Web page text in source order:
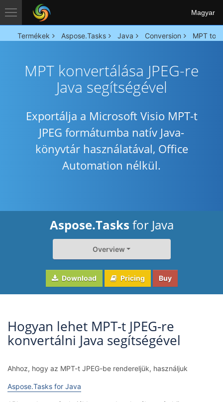
Magyar
Termékek Aspose.Tasks Java Conversion MPT to
MPT konvertálása JPEG-re
Java segítségével
Exportálja a Microsoft Visio MPT-t
JPEG formátumba natív Java-
könyvtár használatával, Office
Automation nélkül.
Aspose.Tasks for Java
Overview
Download Pricing Buy
Hogyan lehet MPT-t JPEG-re
konvertálni Java segítségével
Ahhoz, hogy az MPT-t JPEG-be rendereljük, használjuk
Aspose.Tasks for Java